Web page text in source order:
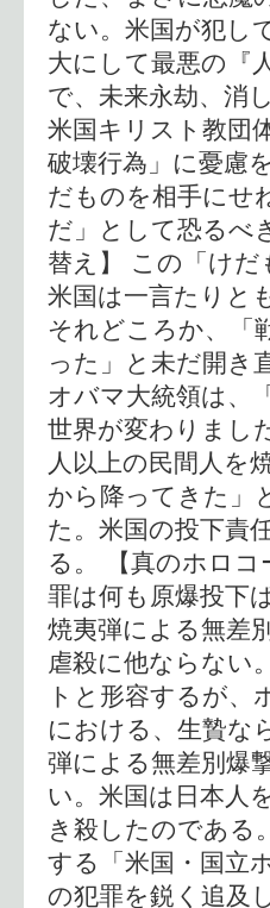
ない。米国が犯し
大にして最悪の『
で、未来永劫、消
米国キリスト教団
破壊行為」に憂慮
だものを相手にせ
だ」として恐るべ
替え】 この「け
米国は一言たりと
それどころか、「
った」と未だ開き
オバマ大統領は、
世界が変わりまし
人以上の民間人を
から降ってきた」
た。米国の投下責
る。 【真のホロ
罪は何も原爆投下
焼夷弾による無差
虐殺に他ならない
トと形容するが
における、生贄な
弾による無差別爆
い。米国は日本人
き殺したのである
する「米国・国立
の犯罪を鋭く追及